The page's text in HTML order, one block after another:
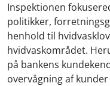
Inspektionen
politikker,
henhold til
hvidvaskområdet.
på bankens
overvågning af